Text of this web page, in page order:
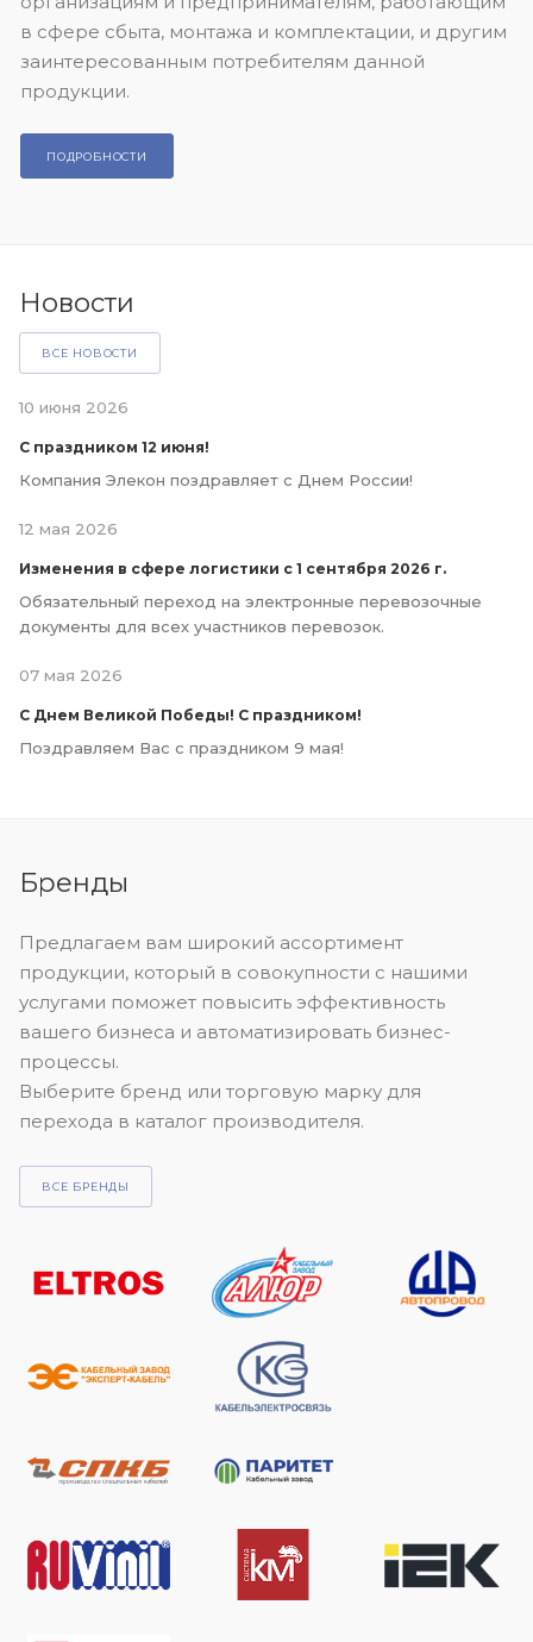
в сфере сбыта, монтажа и комплектации, и другим
заинтересованным потребителям данной
продукции.
ПОДРОБНОСТИ
Новости
ВСЕ НОВОСТИ
10 июня 2026
С праздником 12 июня!
Компания Элекон поздравляет с Днем России!
12 мая 2026
Изменения в сфере логистики с 1 сентября 2026 г.
Обязательный переход на электронные перевозочные
документы для всех участников перевозок.
07 мая 2026
С Днем Великой Победы! С праздником!
Поздравляем Вас с праздником 9 мая!
Бренды
Предлагаем вам широкий ассортимент
продукции, который в совокупности с нашими
услугами поможет повысить эффективность
вашего бизнеса и автоматизировать бизнес-
процессы.
Выберите бренд или торговую марку для
перехода в каталог производителя.
ВСЕ БРЕНДЫ